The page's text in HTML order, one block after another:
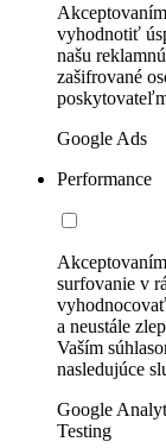
vyhodnotiť
našu
zašifrované
Google Ads
Performance
surfovanie v
a neustále
Vaším
nasledujúce
Google
Testing